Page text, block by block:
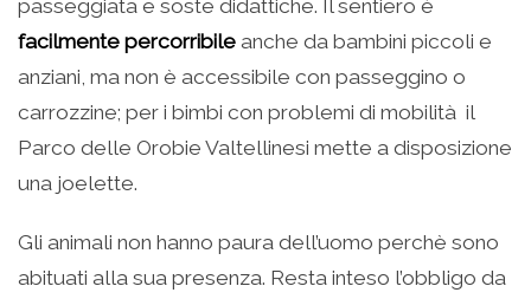
passeggiata e soste didattiche. Il sentiero è
facilmente percorribile anche da bambini piccoli e
anziani, ma non è accessibile con passeggino o
carrozzine; per i bimbi con problemi di mobilità il
Parco delle Orobie Valtellinesi mette a disposizione
una joelette.
Gli animali non hanno paura dell’uomo perchè sono
abituati alla sua presenza. Resta inteso l’obbligo da